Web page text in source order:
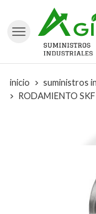
inicio
suministros
RODAMIENTO